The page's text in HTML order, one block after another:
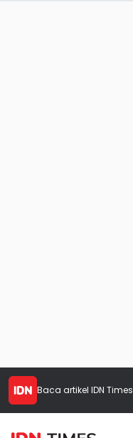
Baca artikel IDN Times